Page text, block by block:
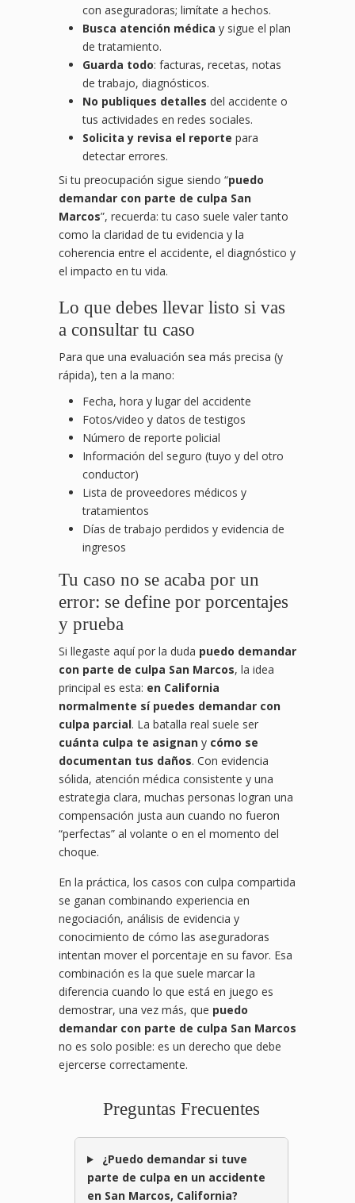
con aseguradoras; limítate a hechos.
Busca atención médica y sigue el plan
de tratamiento.
Guarda todo: facturas, recetas, notas
de trabajo, diagnósticos.
No publiques detalles del accidente o
tus actividades en redes sociales.
Solicita y revisa el reporte para
detectar errores.
Si tu preocupación sigue siendo “puedo
demandar con parte de culpa San
Marcos”, recuerda: tu caso suele valer tanto
como la claridad de tu evidencia y la
coherencia entre el accidente, el diagnóstico y
el impacto en tu vida.
Lo que debes llevar listo si vas
a consultar tu caso
Para que una evaluación sea más precisa (y
rápida), ten a la mano:
Fecha, hora y lugar del accidente
Fotos/video y datos de testigos
Número de reporte policial
Información del seguro (tuyo y del otro
conductor)
Lista de proveedores médicos y
tratamientos
Días de trabajo perdidos y evidencia de
ingresos
Tu caso no se acaba por un
error: se define por porcentajes
y prueba
Si llegaste aquí por la duda puedo demandar
con parte de culpa San Marcos, la idea
principal es esta: en California
normalmente sí puedes demandar con
culpa parcial. La batalla real suele ser
cuánta culpa te asignan y cómo se
documentan tus daños. Con evidencia
sólida, atención médica consistente y una
estrategia clara, muchas personas logran una
compensación justa aun cuando no fueron
“perfectas” al volante o en el momento del
choque.
En la práctica, los casos con culpa compartida
se ganan combinando experiencia en
negociación, análisis de evidencia y
conocimiento de cómo las aseguradoras
intentan mover el porcentaje en su favor. Esa
combinación es la que suele marcar la
diferencia cuando lo que está en juego es
demostrar, una vez más, que puedo
demandar con parte de culpa San Marcos
no es solo posible: es un derecho que debe
ejercerse correctamente.
Preguntas Frecuentes
¿Puedo demandar si tuve
parte de culpa en un accidente
en San Marcos, California?